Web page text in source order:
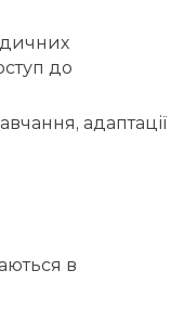
до
адаптації
в